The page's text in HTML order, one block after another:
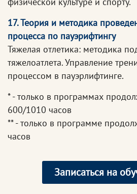
17. Теория и методика
процесса по пауэрифтингу
Тяжелая отлетика: методика
тяжелоатлета. Управление
процессом в пауэрлифтинге.
* - только в программах
600/1010 часов
** - только в программе
часов
Записаться на